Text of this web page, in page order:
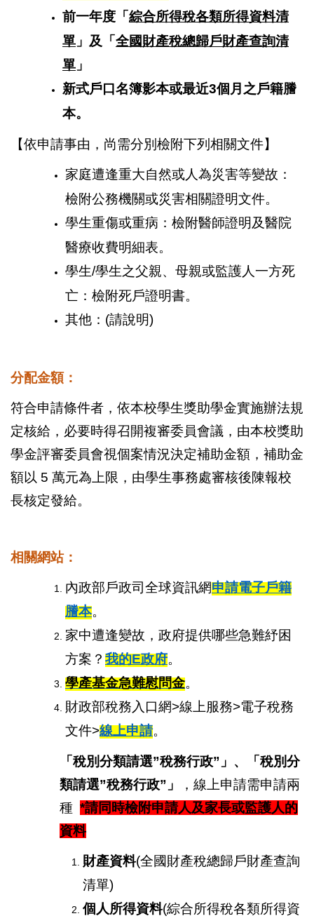
前一年度「 綜合所得稅各類所得資料清
單 」及「 全國財產稅總歸戶財產查詢清
單 」
新式戶口名簿影本或最近3個月之戶籍謄
本。
【依申請事由，尚需分別檢附下列相關文件】
家庭遭逢重大自然或人為災害等變故：
檢附公務機關或災害相關證明文件。
學生重傷或重病：檢附醫師證明及醫院
醫療收費明細表。
學生/學生之父親、母親或監護人一方死
亡：檢附死戶證明書。
其他：(請說明)
分配金額：
符合申請條件者，依本校學生獎助學金實施辦法規
定核給，必要時得召開複審委員會議，由本校獎助
學金評審委員會視個案情況決定補助金額，補助金
額以 5 萬元為上限，由學生事務處審核後陳報校
長核定發給。
相關網站：
內政部戶政司全球資訊網申請電子戶籍
謄本。
家中遭逢變故，政府提供哪些急難紓困
方案？ 我的E政府。
學產基金急難慰問金。
財政部稅務入口網>線上服務>電子稅務
文件>線上申請。
「稅別分類請選”稅務行政”」、「稅別分
類請選”稅務行政”」
，線上申請需申請兩
種 *請同時檢附申請人及家長或監護人的
資料
財產資料(全國財產稅總歸戶財產查詢
清單)
個人所得資料(綜合所得稅各類所得資